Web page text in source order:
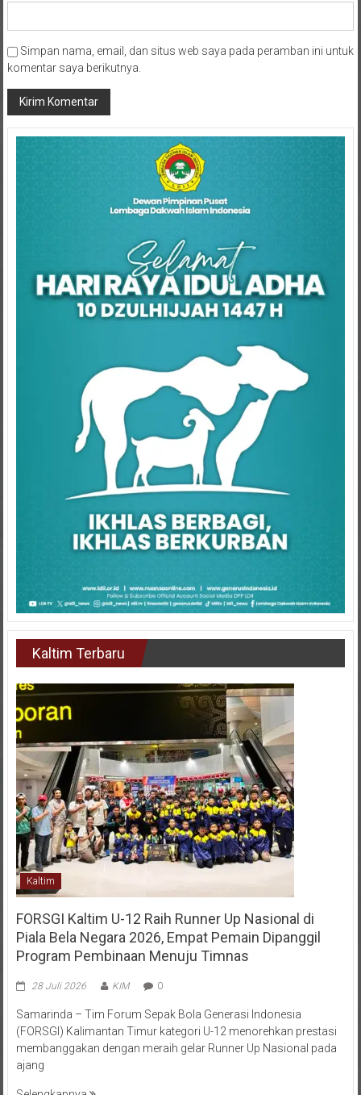
Simpan nama, email, dan situs web saya pada peramban ini untuk
komentar saya berikutnya.
Kaltim Terbaru
Kaltim
FORSGI Kaltim U-12 Raih Runner Up Nasional di
Piala Bela Negara 2026, Empat Pemain Dipanggil
Program Pembinaan Menuju Timnas
28 Juli 2026 KIM 0
Samarinda – Tim Forum Sepak Bola Generasi Indonesia
(FORSGI) Kalimantan Timur kategori U-12 menorehkan prestasi
membanggakan dengan meraih gelar Runner Up Nasional pada
ajang